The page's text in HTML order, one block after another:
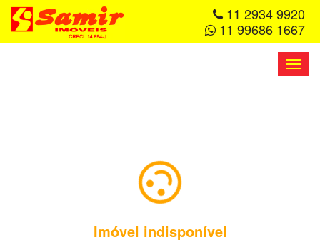
11 2934 9920
11 99686 1667
Imóvel indisponível